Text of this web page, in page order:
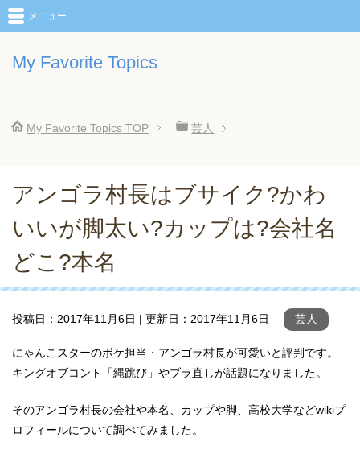
My Favorite Topics
メニュー
My Favorite Topics TOP 芸人
アンゴラ村長はブサイク?かわ
いいが脚太い?カップは?会社名
どこ?本名
投稿日： 2017年11月6日 | 更新日： 2017年11月6日 芸人
にゃんこスターのボケ担当・アンゴラ村長が可愛いと評判です。
キングオブコント「縄跳び」やブラ直しが話題になりました。
そのアンゴラ村長の会社や本名、カップや脚、高校大学などwikiプ
ロフィールについて調べてみました。